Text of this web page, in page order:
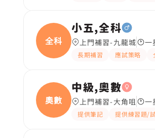
全科
小五,全科
上門補習-九龍城 一
長期補習 應試策略
奧數
中級,奧數
上門補習-大角咀 一
提供筆記 提供練習題/